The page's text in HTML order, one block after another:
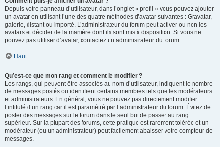
Depuis votre panneau d’utilisateur, dans l’onglet « profil » vous pouvez ajouter
un avatar en utilisant l’une des quatre méthodes d’avatar suivantes : Gravatar,
galerie, distant ou importé. L’administrateur du forum peut activer ou non les
avatars et décider de la manière dont ils sont mis à disposition. Si vous ne
pouvez pas utiliser d’avatar, contactez un administrateur du forum.
Haut
Qu’est-ce que mon rang et comment le modifier ?
Les rangs, qui peuvent être associés au nom d’utilisateur, indiquent le nombre
de messages postés ou identifient certains membres tels que les modérateurs
et administrateurs. En général, vous ne pouvez pas directement modifier
l’intitulé d’un rang car il est paramétré par l’administrateur du forum. Évitez de
poster des messages sur le forum dans le seul but de passer au rang
supérieur. Sur la plupart des forums, cette pratique est rarement tolérée et un
modérateur (ou un administrateur) peut facilement abaisser votre compteur de
messages.